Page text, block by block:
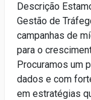
Descrição
Gestão de
campanhas de
para o
Procuramos um
dados e com
em estratégias